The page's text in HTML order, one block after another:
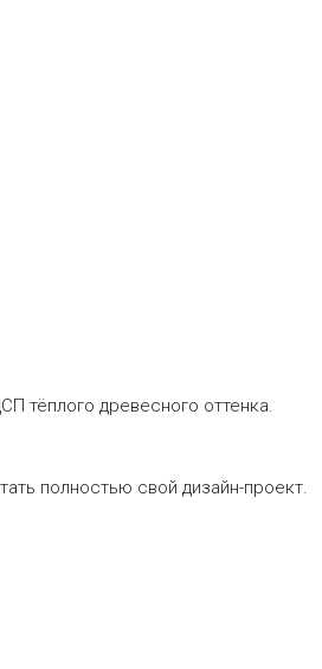
тёплого древесного оттенка.
полностью свой дизайн-проект.